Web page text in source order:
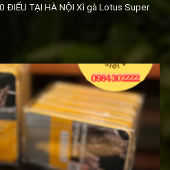
ĐIẾU TẠI HÀ NỘI Xì gà Lotus Super